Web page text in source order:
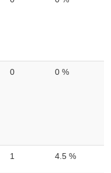
0 0 %
1 4.5 %